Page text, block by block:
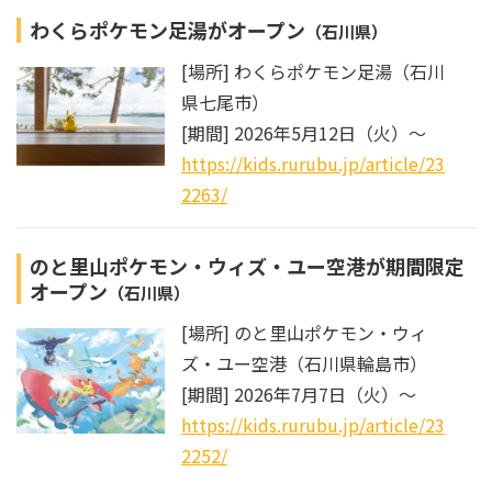
わくらポケモン足湯がオープン （石川県）
[場所] わくらポケモン足湯（石川
県七尾市）
[期間] 2026年5月12日（火）～
https://kids.rurubu.jp/article/23
2263/
のと里山ポケモン・ウィズ・ユー空港が期間限定
オープン （石川県）
[場所] のと里山ポケモン・ウィ
ズ・ユー空港（石川県輪島市）
[期間] 2026年7月7日（火）～
https://kids.rurubu.jp/article/23
2252/